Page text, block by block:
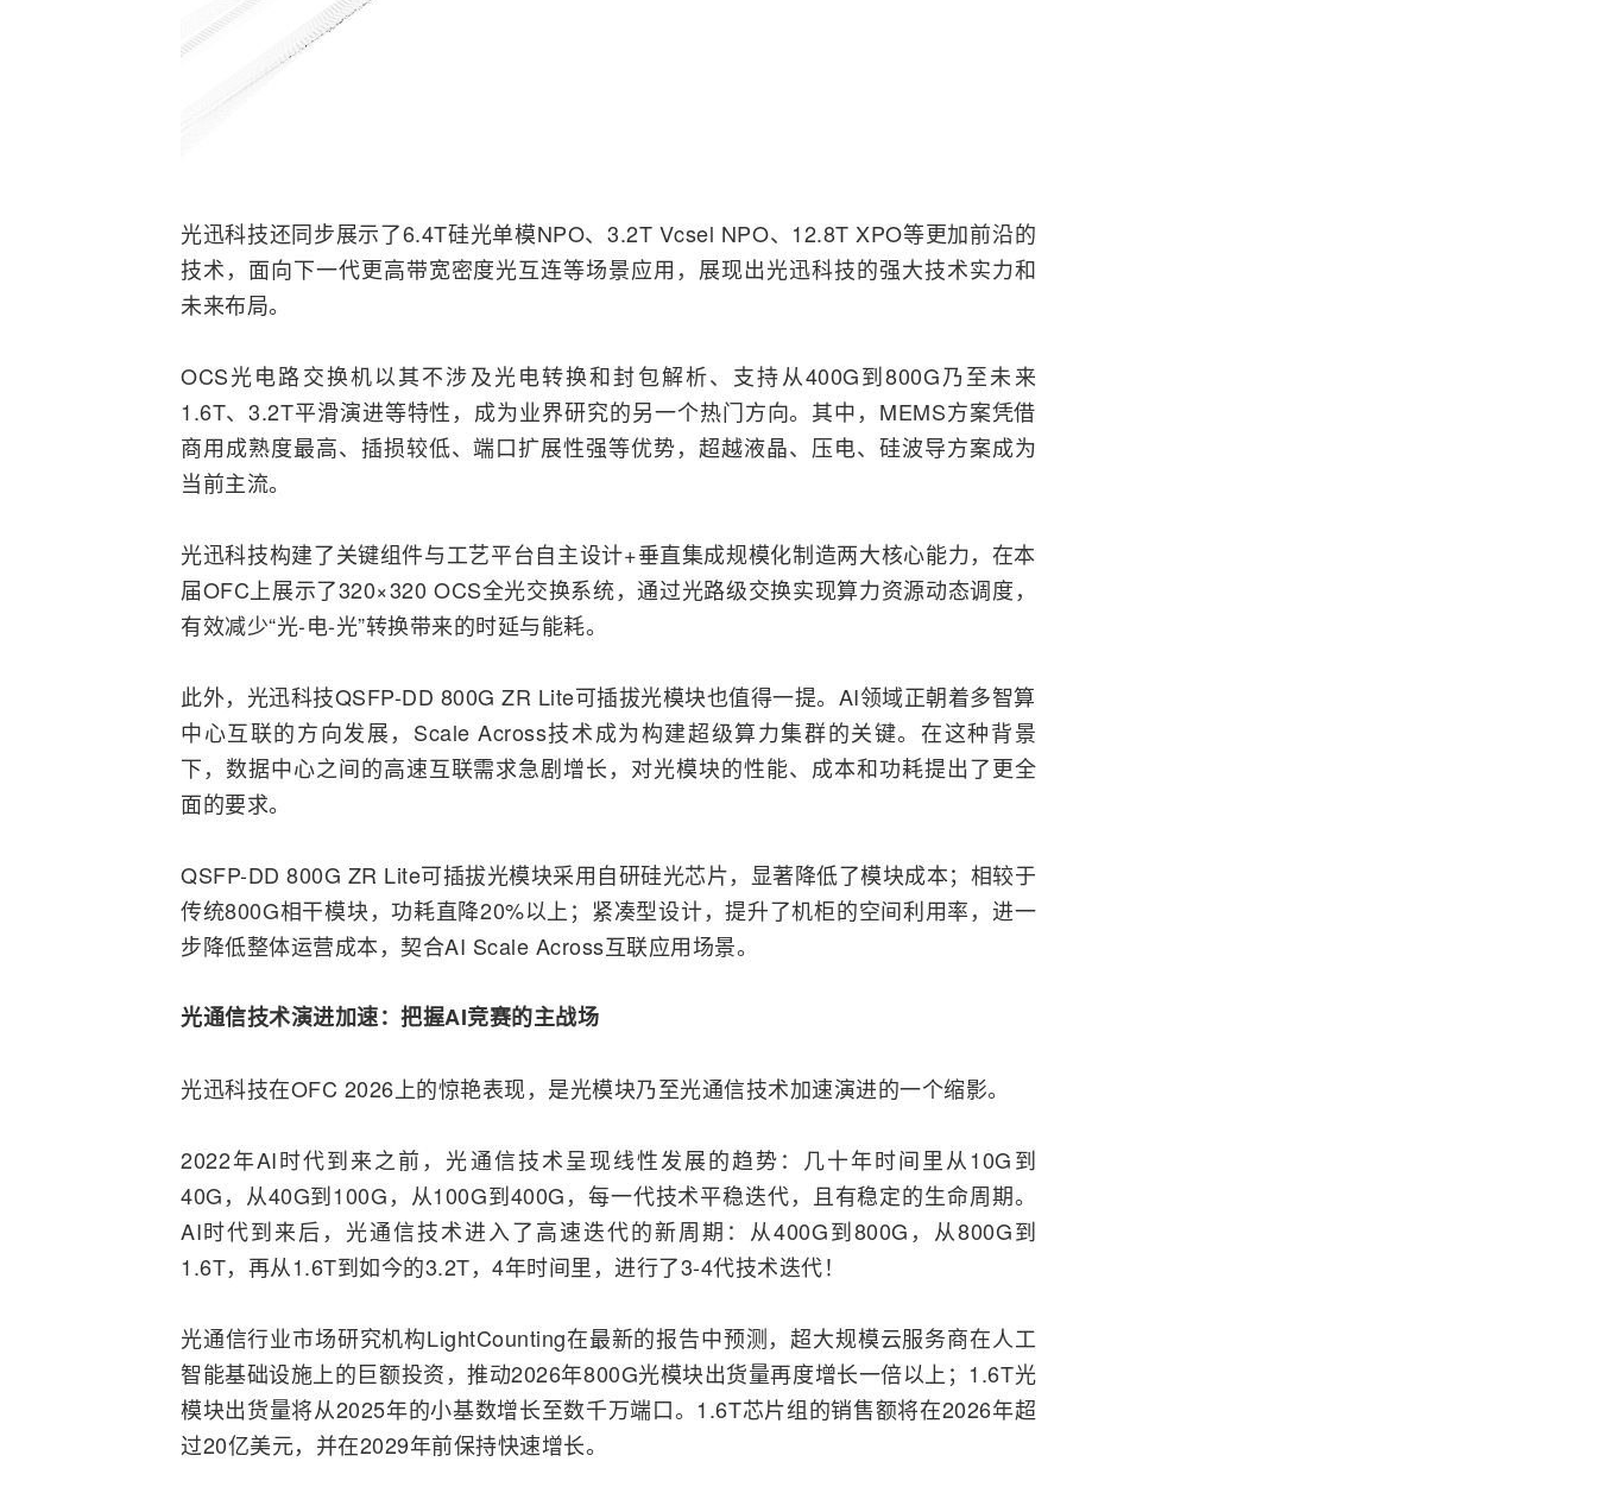
光迅科技还同步展示了6.4T硅光单模NPO、3.2T Vcsel NPO、12.8T XPO等更加前沿的
技术，面向下一代更高带宽密度光互连等场景应用，展现出光迅科技的强大技术实力和
未来布局。
OCS光电路交换机以其不涉及光电转换和封包解析、支持从400G到800G乃至未来
1.6T、3.2T平滑演进等特性，成为业界研究的另一个热门方向。其中，MEMS方案凭借
商用成熟度最高、插损较低、端口扩展性强等优势，超越液晶、压电、硅波导方案成为
当前主流。
光迅科技构建了关键组件与工艺平台自主设计+垂直集成规模化制造两大核心能力，在本
届OFC上展示了320×320 OCS全光交换系统，通过光路级交换实现算力资源动态调度，
有效减少“光-电-光”转换带来的时延与能耗。
此外，光迅科技QSFP-DD 800G ZR Lite可插拔光模块也值得一提。AI领域正朝着多智算
中心互联的方向发展，Scale Across技术成为构建超级算力集群的关键。在这种背景
下，数据中心之间的高速互联需求急剧增长，对光模块的性能、成本和功耗提出了更全
面的要求。
QSFP-DD 800G ZR Lite可插拔光模块采用自研硅光芯片，显著降低了模块成本；相较于
传统800G相干模块，功耗直降20%以上；紧凑型设计，提升了机柜的空间利用率，进一
步降低整体运营成本，契合AI Scale Across互联应用场景。
光通信技术演进加速：把握AI竞赛的主战场
光迅科技在OFC 2026上的惊艳表现，是光模块乃至光通信技术加速演进的一个缩影。
2022年AI时代到来之前，光通信技术呈现线性发展的趋势：几十年时间里从10G到
40G，从40G到100G，从100G到400G，每一代技术平稳迭代，且有稳定的生命周期。
AI时代到来后，光通信技术进入了高速迭代的新周期：从400G到800G，从800G到
1.6T，再从1.6T到如今的3.2T，4年时间里，进行了3-4代技术迭代！
光通信行业市场研究机构LightCounting在最新的报告中预测，超大规模云服务商在人工
智能基础设施上的巨额投资，推动2026年800G光模块出货量再度增长一倍以上；1.6T光
模块出货量将从2025年的小基数增长至数千万端口。1.6T芯片组的销售额将在2026年超
过20亿美元，并在2029年前保持快速增长。